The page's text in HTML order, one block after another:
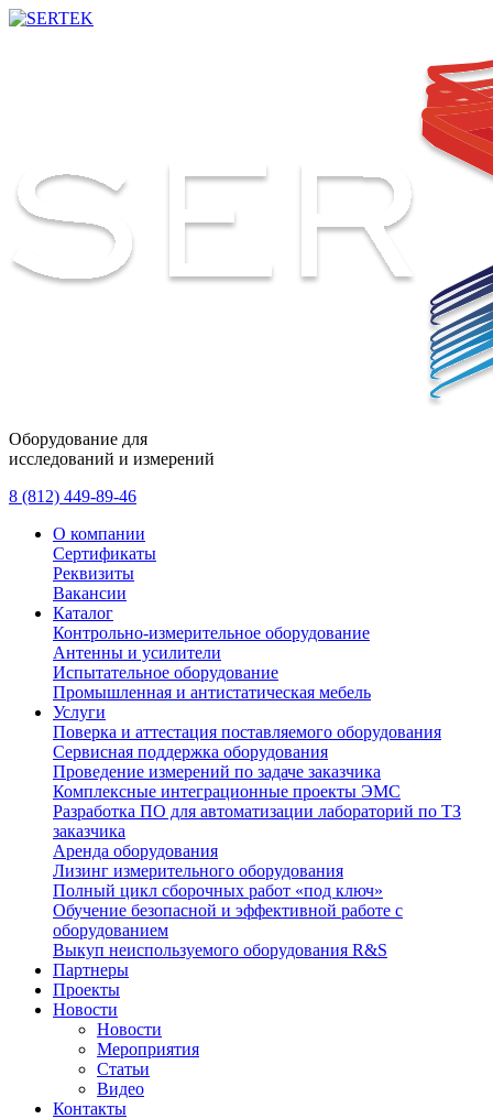
Оборудование для
исследований и измерений
8 (812) 449-89-46
О компании
Сертификаты
Реквизиты
Вакансии
Каталог
Контрольно-измерительное оборудование
Антенны и усилители
Испытательное оборудование
Промышленная и антистатическая мебель
Услуги
Поверка и аттестация поставляемого оборудования
Сервисная поддержка оборудования
Проведение измерений по задаче заказчика
Комплексные интеграционные проекты ЭМС
Разработка ПО для автоматизации лабораторий по ТЗ
заказчика
Аренда оборудования
Лизинг измерительного оборудования
Полный цикл сборочных работ «под ключ»
Обучение безопасной и эффективной работе с
оборудованием
Выкуп неиспользуемого оборудования R&S
Партнеры
Проекты
Новости
Новости
Мероприятия
Статьи
Видео
Контакты